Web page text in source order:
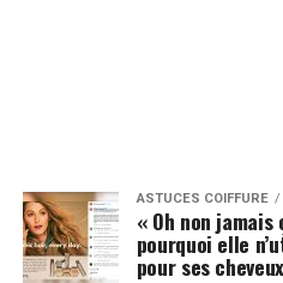
ASTUCES COIFFURE
« Oh non
pourquoi elle
pour ses cheveux